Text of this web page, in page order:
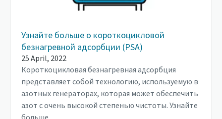
Узнайте больше о короткоцикловой
безнагревной адсорбции (PSA)
25 April, 2022
Короткоцикловая безнагревная адсорбция
представляет собой технологию, используемую в
азотных генераторах, которая может обеспечить
азот с очень высокой степенью чистоты. Узнайте